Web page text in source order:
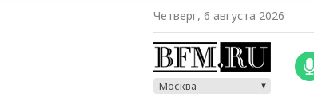
Четверг, 6 августа 2026
Москва